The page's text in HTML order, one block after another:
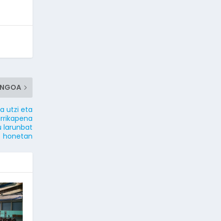
utzi eta
larunbat
honetan